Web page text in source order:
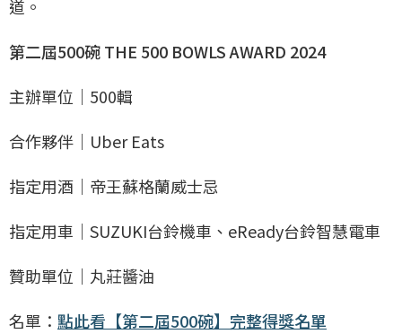
道。
第二屆500碗 THE 500 BOWLS AWARD 2024
主辦單位｜500輯
合作夥伴｜Uber Eats
指定用酒｜帝王蘇格蘭威士忌
指定用車｜SUZUKI台鈴機車、eReady台鈴智慧電車
贊助單位｜丸莊醬油
名單： 點此看【第二屆500碗】完整得獎名單